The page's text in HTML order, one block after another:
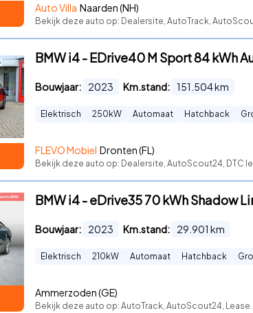
Auto Villa Naarden (NH)
Bekijk deze auto op: Dealersite, AutoTrack,
BMW i4 - EDrive40 M Sport 84 kWh
Bouwjaar: 2023 Km.stand: 151.504km
Elektrisch 250 kW Automaat Hatchback
FLEVO Mobiel Dronten (FL)
Bekijk deze auto op: Dealersite, AutoScout24, DTC
BMW i4 - eDrive35 70 kWh Shadow
Bouwjaar: 2023 Km.stand: 29.901 km
Elektrisch 210 kW Automaat Hatchback
Ammerzoden (GE)
Bekijk deze auto op: AutoTrack, AutoScout24,